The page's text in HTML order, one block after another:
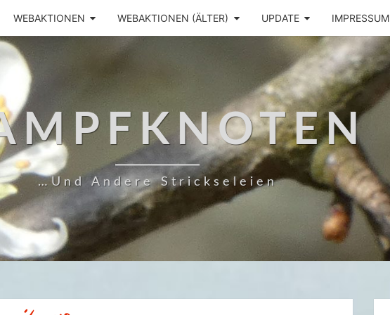
WEBAKTIONEN WEBAKTIONEN (ÄLTER) UPDATE IMPRESSUM
…und Andere Strickseleien